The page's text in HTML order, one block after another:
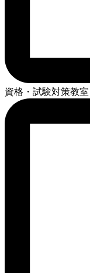
資格・試験対策教室